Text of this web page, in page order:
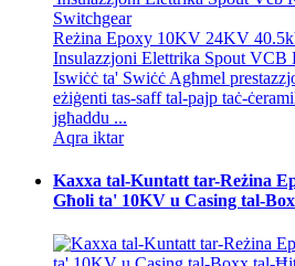
Reżina Epoxy 10KV 24KV
Insulazzjoni Elettrika Spout VCB
Iswiċċ ta' Swiċċ Agħmel
eżiġenti tas-saff tal-pajp taċ-
jgħaddu ...
Aqra iktar
Kaxxa tal-Kuntatt tar-Reżina
Għoli ta' 10KV u Casing tal-